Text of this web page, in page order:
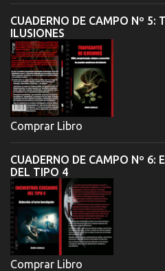
CUADERNO DE CAMPO Nº 5:
ILUSIONES
Comprar Libro
CUADERNO DE CAMPO Nº 6:
DEL TIPO 4
Comprar Libro